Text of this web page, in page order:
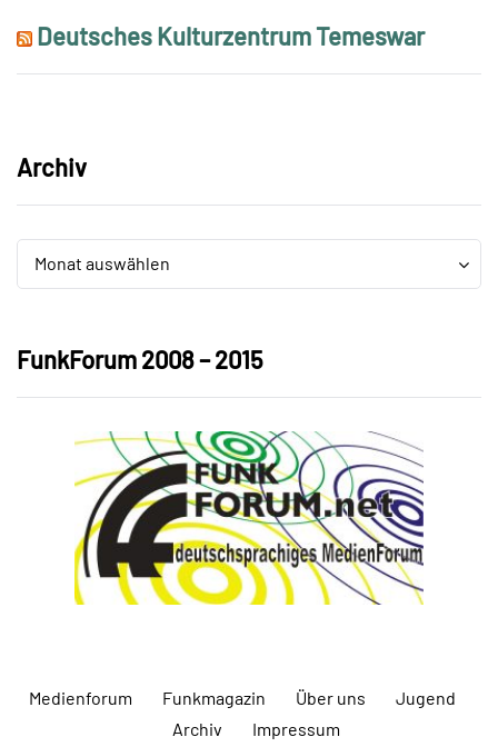
Deutsches Kulturzentrum Temeswar
Archiv
Monat auswählen
Archiv
FunkForum 2008 – 2015
Medienforum Funkmagazin Über uns
Jugend
Archiv
Impressum